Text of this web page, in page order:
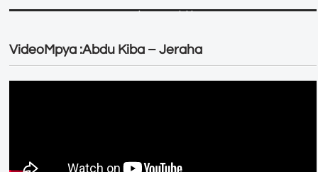
VideoMpya :Abdu Kiba – Jeraha